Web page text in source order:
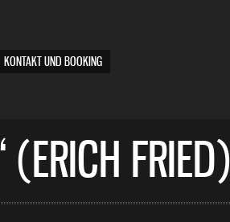
KONTAKT UND BOOKING
(ERICH FRIED)